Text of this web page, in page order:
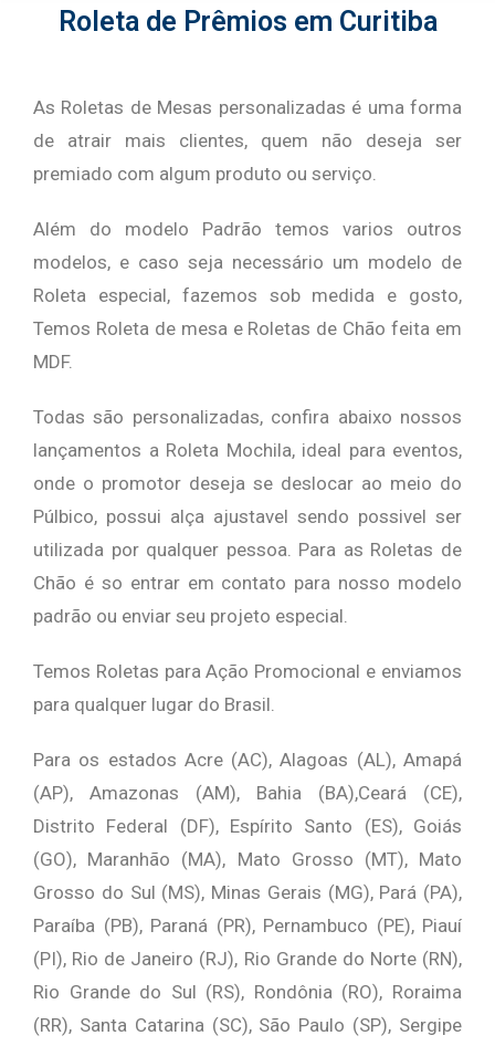
Roleta de Prêmios em Curitiba
As Roletas de Mesas personalizadas é uma forma
de atrair mais clientes, quem não deseja ser
premiado com algum produto ou serviço.
Além do modelo Padrão temos varios outros
modelos, e caso seja necessário um modelo de
Roleta especial, fazemos sob medida e gosto,
Temos Roleta de mesa e Roletas de Chão feita em
MDF.
Todas são personalizadas, confira abaixo nossos
lançamentos a Roleta Mochila, ideal para eventos,
onde o promotor deseja se deslocar ao meio do
Púlbico, possui alça ajustavel sendo possivel ser
utilizada por qualquer pessoa. Para as Roletas de
Chão é so entrar em contato para nosso modelo
padrão ou enviar seu projeto especial.
Temos Roletas para Ação Promocional e enviamos
para qualquer lugar do Brasil.
Para os estados Acre (AC), Alagoas (AL), Amapá
(AP), Amazonas (AM), Bahia (BA),Ceará (CE),
Distrito Federal (DF), Espírito Santo (ES), Goiás
(GO), Maranhão (MA), Mato Grosso (MT), Mato
Grosso do Sul (MS), Minas Gerais (MG), Pará (PA),
Paraíba (PB), Paraná (PR), Pernambuco (PE), Piauí
(PI), Rio de Janeiro (RJ), Rio Grande do Norte (RN),
Rio Grande do Sul (RS), Rondônia (RO), Roraima
(RR), Santa Catarina (SC), São Paulo (SP), Sergipe